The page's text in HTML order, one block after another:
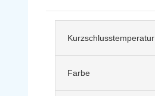
Kurzschlusstemperatur
Farbe